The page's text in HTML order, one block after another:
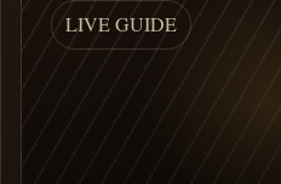
LIVE GUIDE